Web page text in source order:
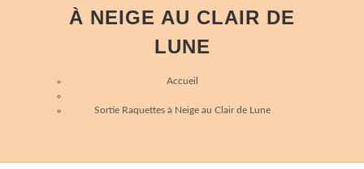
À NEIGE AU CLAIR DE
LUNE
Accueil
Sortie Raquettes à Neige au Clair de Lune